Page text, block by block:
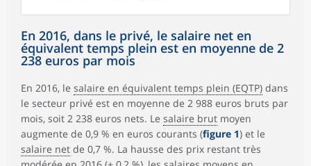
En 2016, dans le privé, le salaire net en
équivalent temps plein est en moyenne de 2
238 euros par mois
En 2016, le salaire en équivalent temps plein (EQTP) dans
le secteur privé est en moyenne de 2 988 euros bruts par
mois, soit 2 238 euros nets. Le salaire brut moyen
augmente de 0,9 % en euros courants (figure 1) et le
salaire net de 0,7 %. La hausse des prix restant très